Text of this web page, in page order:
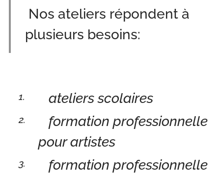
Nos ateliers répondent à
plusieurs besoins:
ateliers scolaires
formation professionnelle
pour artistes
formation professionnelle